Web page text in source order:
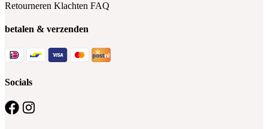
Retourneren Klachten FAQ
betalen & verzenden
Socials